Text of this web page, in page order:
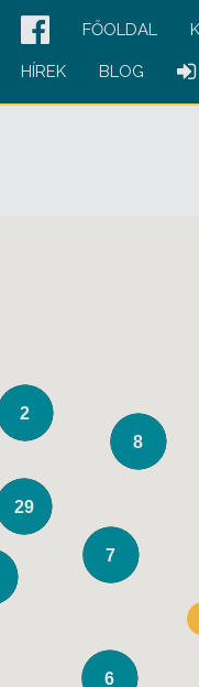
FŐOLDAL
HÍREK BLOG
7
29
2
6
8